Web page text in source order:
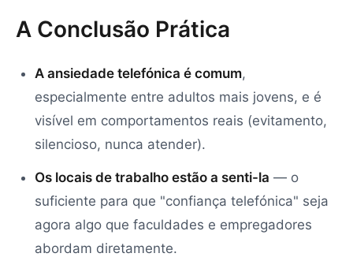
A Conclusão Prática
A ansiedade telefónica é comum,
especialmente entre adultos mais jovens, e é
visível em comportamentos reais (evitamento,
silencioso, nunca atender).
Os locais de trabalho estão a senti-la — o
suficiente para que "confiança telefónica" seja
agora algo que faculdades e empregadores
abordam diretamente.